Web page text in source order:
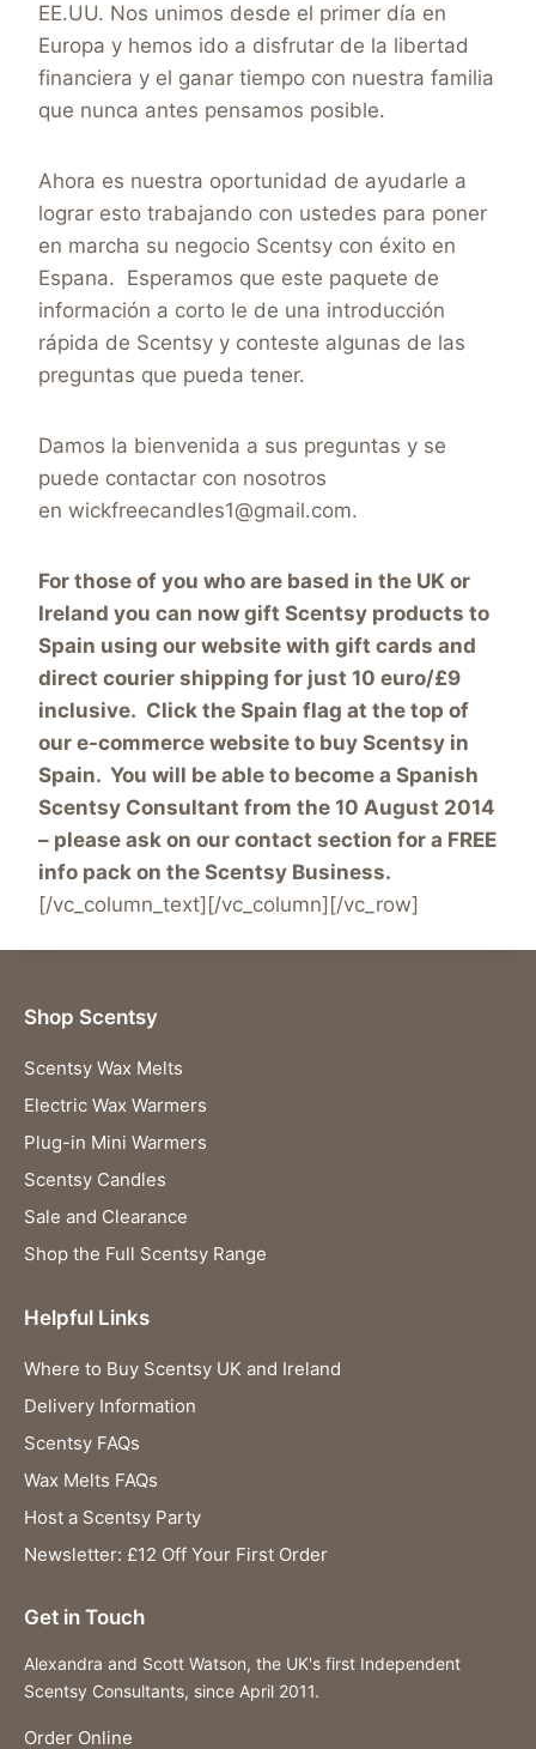
EE.UU. Nos unimos desde el primer día en
Europa y hemos ido a disfrutar de la libertad
financiera y el ganar tiempo con nuestra familia
que nunca antes pensamos posible.
Ahora es nuestra oportunidad de ayudarle a
lograr esto trabajando con ustedes para poner
en marcha su negocio Scentsy con éxito en
Espana. Esperamos que este paquete de
información a corto le de una introducción
rápida de Scentsy y conteste algunas de las
preguntas que pueda tener.
Damos la bienvenida a sus preguntas y se
puede contactar con nosotros
en wickfreecandles1@gmail.com.
For those of you who are based in the UK or
Ireland you can now gift Scentsy products to
Spain using our website with gift cards and
direct courier shipping for just 10 euro/£9
inclusive. Click the Spain flag at the top of
our e-commerce website to buy Scentsy in
Spain. You will be able to become a Spanish
Scentsy Consultant from the 10 August 2014
– please ask on our contact section for a FREE
info pack on the Scentsy Business.
[/vc_column_text][/vc_column][/vc_row]
Shop Scentsy
Scentsy Wax Melts
Electric Wax Warmers
Plug-in Mini Warmers
Scentsy Candles
Sale and Clearance
Shop the Full Scentsy Range
Helpful Links
Where to Buy Scentsy UK and Ireland
Delivery Information
Scentsy FAQs
Wax Melts FAQs
Host a Scentsy Party
Newsletter: £12 Off Your First Order
Get in Touch
Alexandra and Scott Watson, the UK's first Independent
Scentsy Consultants, since April 2011.
Order Online